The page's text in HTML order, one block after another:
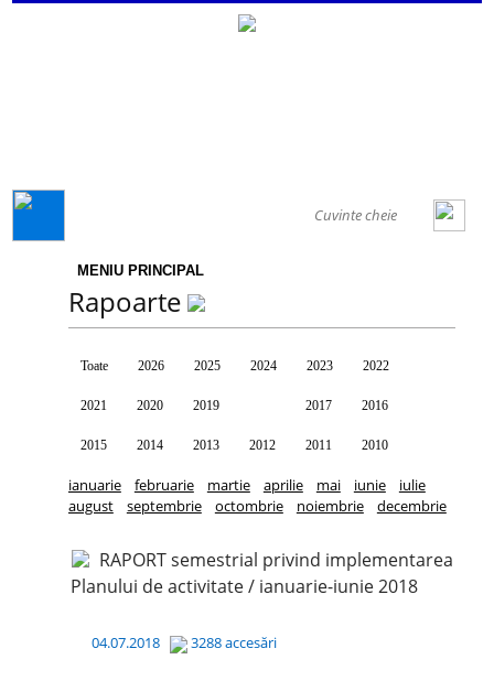
MENIU PRINCIPAL
Rapoarte
Toate 2026 2025 2024 2023 2022
2021 2020 2019 2017 2016
2015 2014 2013 2012 2011 2010
ianuarie februarie martie aprilie mai iunie
iulie
august
septembrie octombrie noiembrie decembrie
RAPORT semestrial privind implementarea
Planului de activitate / ianuarie-iunie 2018
04.07.2018 3288 accesări